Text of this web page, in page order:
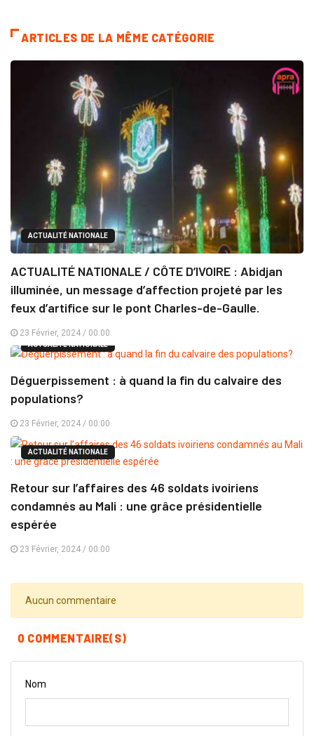
ARTICLES DE LA MÊME CATÉGORIE
ACTUALITÉ NATIONALE
ACTUALITÉ NATIONALE / CÔTE D’IVOIRE : Abidjan
illuminée, un message d’affection projeté par les
feux d’artifice sur le pont Charles-de-Gaulle.
23 Février, 2024 / 00:00
ACTUALITÉ NATIONALE
Déguerpissement : à quand la fin du calvaire des
populations?
23 Février, 2024 / 00:00
ACTUALITÉ NATIONALE
Retour sur l’affaires des 46 soldats ivoiriens
condamnés au Mali : une grâce présidentielle
espérée
23 Février, 2024 / 00:00
Aucun commentaire
0 COMMENTAIRE(S)
Nom